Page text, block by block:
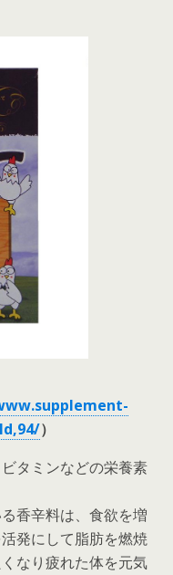
）
タミンなどの栄養素
香辛料は、食欲を増
発にして脂肪を燃焼
なり疲れた体を元気